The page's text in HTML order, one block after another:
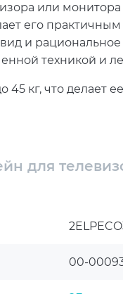
или
его
и
техникой и
45 кг, что
несколько
и мониторов
для
00-